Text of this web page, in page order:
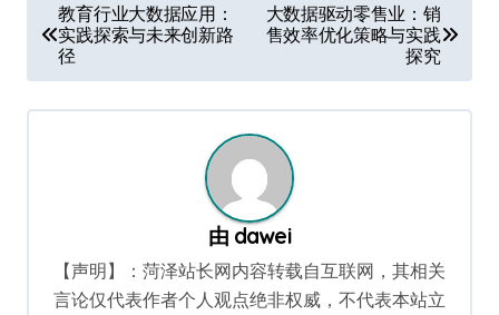
章
导
航
教育行业大数据应用：
实践探索与未来创新路
径
大数据驱动零售业：销
售效率优化策略与实践
探究
由 dawei
【声明】：菏泽站长网内容转载自互联网，其相关
言论仅代表作者个人观点绝非权威，不代表本站立